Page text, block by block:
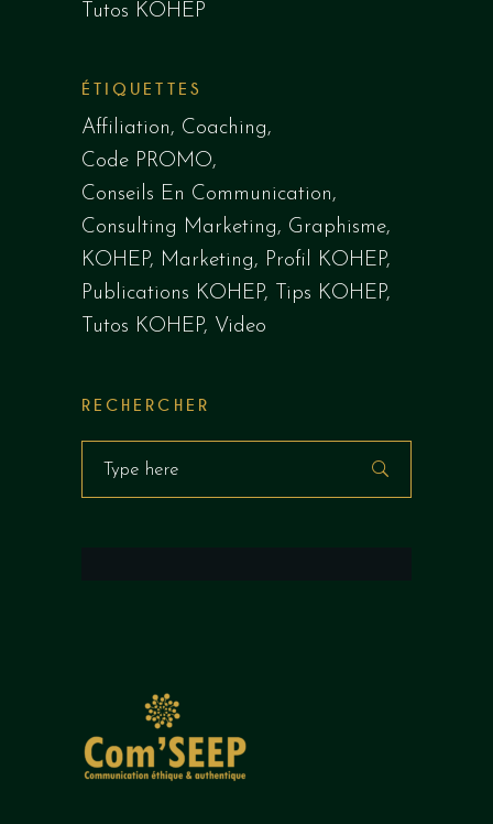
Tutos KOHEP
ÉTIQUETTES
Affiliation
Coaching
Code PROMO
Conseils En Communication
Consulting Marketing
Graphisme
KOHEP
Marketing
Profil KOHEP
Publications KOHEP
Tips KOHEP
Tutos KOHEP Video
RECHERCHER